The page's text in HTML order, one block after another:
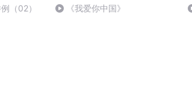
（02） 《我爱你中国》